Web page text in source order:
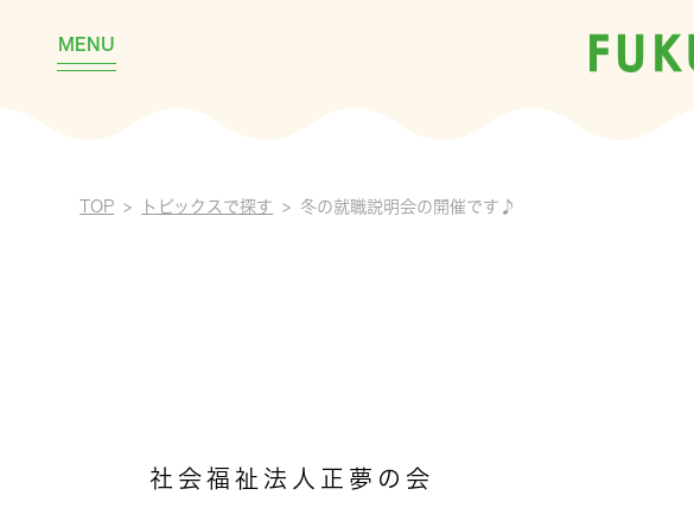
MENU
TOP トピックスで探す 冬の就職説明会の開催です♪
社会福祉法人正夢の会